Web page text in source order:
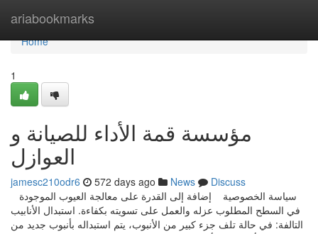
ariabookmarks
Home
Home
1
مؤسسة قمة الأداء للصيانة و
العوازل
jamesc210odr6 572 days ago News
Discuss
في السطح المطلوب عزله والعمل على تسويته بكفاءة. استبدال الأنابيب
التالفة: في حالة تلف جزء كبير من الأنبوب، يتم استبداله بأنبوب جديد من